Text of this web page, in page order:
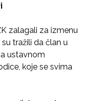
zalagali za izmenu
tražili da član u
ustavnom
koje se svima